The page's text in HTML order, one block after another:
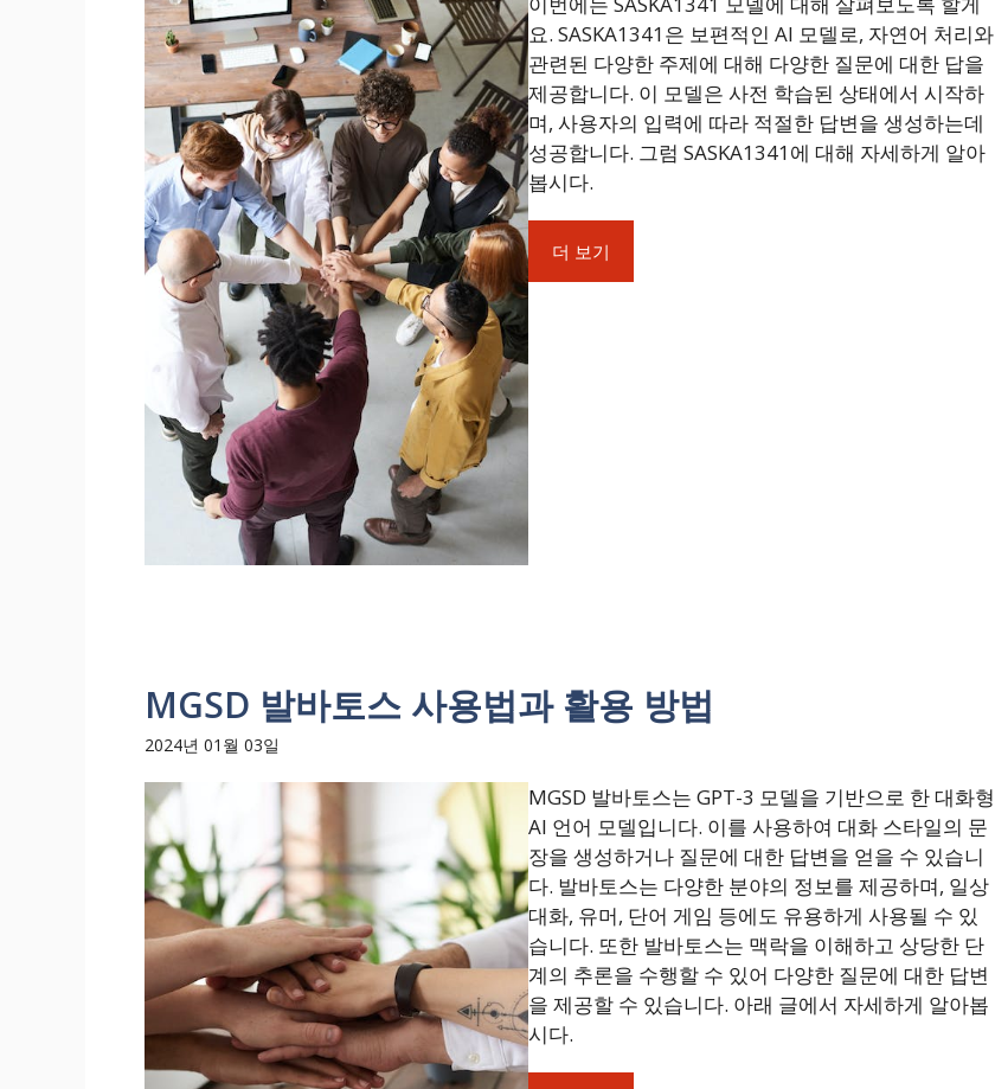
요. SASKA1341은 보편적인 AI 모델로, 자연어 처리와
관련된 다양한 주제에 대해 다양한 질문에 대한 답을
제공합니다. 이 모델은 사전 학습된 상태에서 시작하
며, 사용자의 입력에 따라 적절한 답변을 생성하는데
성공합니다. 그럼 SASKA1341에 대해 자세하게 알아
봅시다.
더 보기
MGSD 발바토스 사용법과 활용 방법
2024년 01월 03일
MGSD 발바토스는 GPT-3 모델을 기반으로 한 대화형
AI 언어 모델입니다. 이를 사용하여 대화 스타일의 문
장을 생성하거나 질문에 대한 답변을 얻을 수 있습니
다. 발바토스는 다양한 분야의 정보를 제공하며, 일상
대화, 유머, 단어 게임 등에도 유용하게 사용될 수 있
습니다. 또한 발바토스는 맥락을 이해하고 상당한 단
계의 추론을 수행할 수 있어 다양한 질문에 대한 답변
을 제공할 수 있습니다. 아래 글에서 자세하게 알아봅
시다.